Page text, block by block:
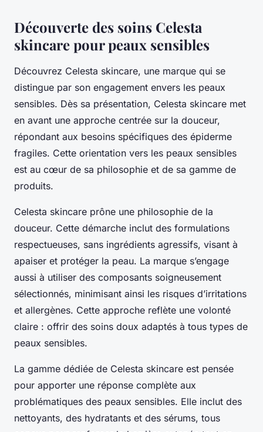
Découverte des soins Celesta
skincare pour peaux sensibles
Découvrez Celesta skincare, une marque qui se
distingue par son engagement envers les peaux
sensibles. Dès sa présentation, Celesta skincare met
en avant une approche centrée sur la douceur,
répondant aux besoins spécifiques des épiderme
fragiles. Cette orientation vers les peaux sensibles
est au cœur de sa philosophie et de sa gamme de
produits.
Celesta skincare prône une philosophie de la
douceur. Cette démarche inclut des formulations
respectueuses, sans ingrédients agressifs, visant à
apaiser et protéger la peau. La marque s’engage
aussi à utiliser des composants soigneusement
sélectionnés, minimisant ainsi les risques d’irritations
et allergènes. Cette approche reflète une volonté
claire : offrir des soins doux adaptés à tous types de
peaux sensibles.
La gamme dédiée de Celesta skincare est pensée
pour apporter une réponse complète aux
problématiques des peaux sensibles. Elle inclut des
nettoyants, des hydratants et des sérums, tous